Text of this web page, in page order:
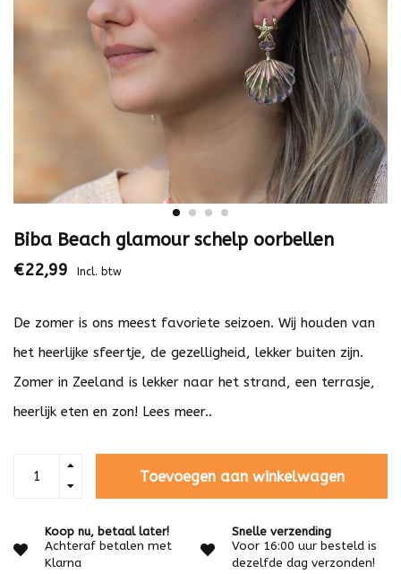
Biba Beach glamour schelp oorbellen
€22,99 Incl. btw
De zomer is ons meest favoriete seizoen. Wij houden van
het heerlijke sfeertje, de gezelligheid, lekker buiten zijn.
Zomer in Zeeland is lekker naar het strand, een terrasje,
heerlijk eten en zon! Lees meer..
Toevoegen aan winkelwagen
Koop nu, betaal later!
Achteraf betalen met
Klarna
Snelle verzending
Voor 16:00 uur besteld is
dezelfde dag verzonden!